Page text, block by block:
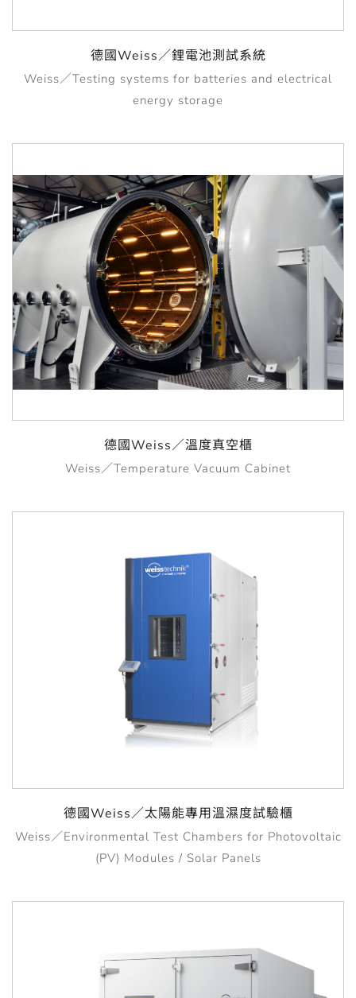
德國Weiss／鋰電池測試系統
Weiss／Testing systems for batteries and electrical
energy storage
德國Weiss／溫度真空櫃
Weiss／Temperature Vacuum Cabinet
德國Weiss／太陽能專用溫濕度試驗櫃
Weiss／Environmental Test Chambers for Photovoltaic
(PV) Modules / Solar Panels